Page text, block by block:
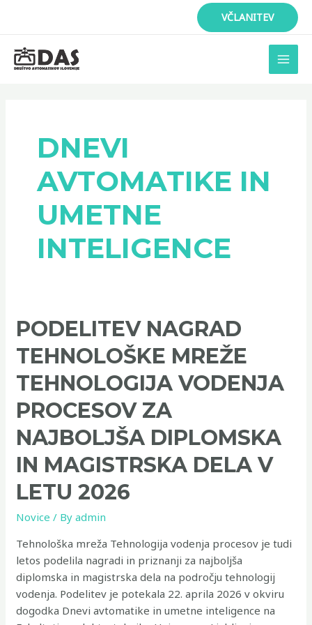
VČLANITEV
DNEVI
AVTOMATIKE IN
UMETNE
INTELIGENCE
PODELITEV NAGRAD
TEHNOLOŠKE MREŽE
TEHNOLOGIJA VODENJA
PROCESOV ZA
NAJBOLJŠA DIPLOMSKA
IN MAGISTRSKA DELA V
LETU 2026
Novice / Byadmin
Tehnološka mreža Tehnologija vodenja procesov je tudi
letos podelila nagradi in priznanji za najboljša
diplomska in magistrska dela na področju tehnologij
vodenja. Podelitev je potekala 22. aprila 2026 v okviru
dogodka Dnevi avtomatike in umetne inteligence na